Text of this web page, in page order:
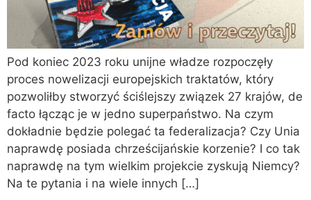
Pod koniec 2023 roku unijne władze rozpoczęły
proces nowelizacji europejskich traktatów, który
pozwoliłby stworzyć ściślejszy związek 27 krajów, de
facto łącząc je w jedno superpaństwo. Na czym
dokładnie będzie polegać ta federalizacja? Czy Unia
naprawdę posiada chrześcijańskie korzenie? I co tak
naprawdę na tym wielkim projekcie zyskują Niemcy?
Na te pytania i na wiele innych […]